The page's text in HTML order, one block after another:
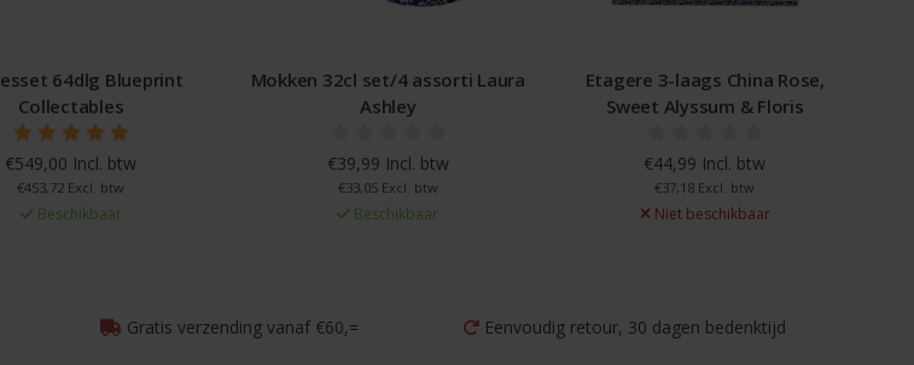
64dlg Blueprint
Collectables
€549,00 Incl. btw
€453,72 Excl. btw
Beschikbaar
Mokken 32cl set/4 assorti Laura
Ashley
€39,99 Incl. btw
€33,05 Excl. btw
Beschikbaar
Etagere 3-laags China Rose,
Sweet Alyssum & Floris
€44,99 Incl. btw
€37,18 Excl. btw
Niet beschikbaar
Gratis verzending vanaf €60,= Eenvoudig retour, 30 dagen bedenktijd